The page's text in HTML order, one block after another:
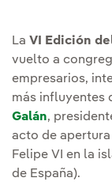
La VI Edición
vuelto a
empresarios,
más influyentes
Galán,
acto de
Felipe VI en la
de España).